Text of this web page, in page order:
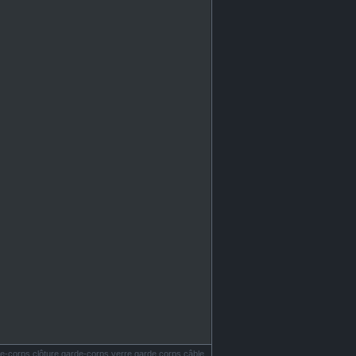
corps clôture garde-corps verre garde corps câble